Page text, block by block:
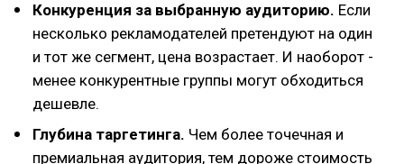
Конкуренция за выбранную аудиторию. Если
несколько рекламодателей претендуют на один
и тот же сегмент, цена возрастает. И наоборот -
менее конкурентные группы могут обходиться
дешевле.
Глубина таргетинга. Чем более точечная и
премиальная аудитория, тем дороже стоимость